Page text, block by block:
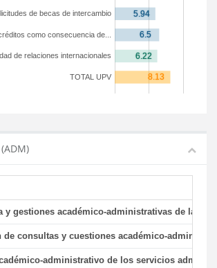
TOTAL UPV
de relaciones internacionales
como consecuencia de...
de becas de intercambio
y gestiones académico-administrativas de la
de consultas y cuestiones académico-
administrativo de los servicios